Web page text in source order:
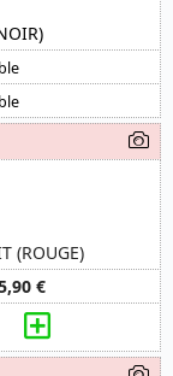
(ROUGE)
€